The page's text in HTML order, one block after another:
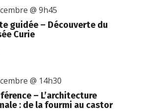
guidée – Découverte du
Curie
@ 9h45
– L’architecture
: de la fourmi au castor
@ 14h30